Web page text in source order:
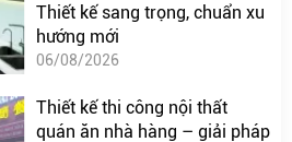
Thiết kế sang trọng, chuẩn xu
hướng mới
06/08/2026
Thiết kế thi công nội thất
quán ăn nhà hàng – giải pháp